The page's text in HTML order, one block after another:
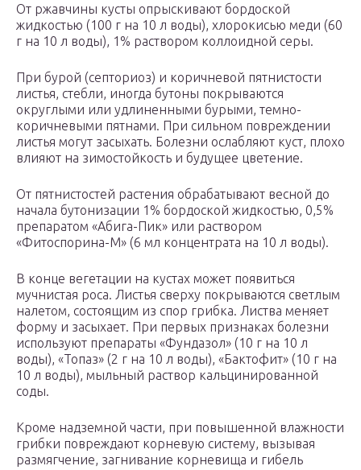
От ржавчины кусты опрыскивают бордоской
жидкостью (100 г на 10 л воды), хлорокисью меди (60
г на 10 л воды), 1% раствором коллоидной серы.
При бурой (септориоз) и коричневой пятнистости
листья, стебли, иногда бутоны покрываются
округлыми или удлиненными бурыми, темно-
коричневыми пятнами. При сильном повреждении
листья могут засыхать. Болезни ослабляют куст, плохо
влияют на зимостойкость и будущее цветение.
От пятнистостей растения обрабатывают весной до
начала бутонизации 1% бордоской жидкостью, 0,5%
препаратом «Абига-Пик» или раствором
«Фитоспорина-М» (6 мл концентрата на 10 л воды).
В конце вегетации на кустах может появиться
мучнистая роса. Листья сверху покрываются светлым
налетом, состоящим из спор грибка. Листва меняет
форму и засыхает. При первых признаках болезни
используют препараты «Фундазол» (10 г на 10 л
воды), «Топаз» (2 г на 10 л воды), «Бактофит» (10 г на
10 л воды), мыльный раствор кальцинированной
соды.
Кроме надземной части, при повышенной влажности
грибки повреждают корневую систему, вызывая
размягчение, загнивание корневища и гибель